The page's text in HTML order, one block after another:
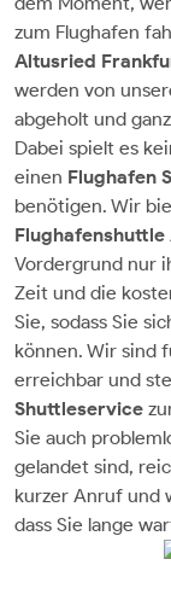
zum Flughafen
Altusried
werden von
abgeholt und
Dabei spielt es
einen Flughafen
benötigen. Wir
Vordergrund nur
Zeit und die
Sie, sodass Sie
können. Wir sind
erreichbar und
Shuttleservice
Sie auch
gelandet sind,
kurzer Anruf und
dass Sie lange